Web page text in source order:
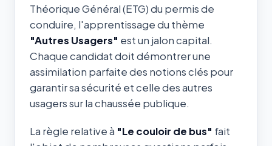
Théorique Général (ETG) du permis de
conduire, l'apprentissage du thème
"Autres Usagers" est un jalon capital.
Chaque candidat doit démontrer une
assimilation parfaite des notions clés pour
garantir sa sécurité et celle des autres
usagers sur la chaussée publique.
La règle relative à "Le couloir de bus" fait